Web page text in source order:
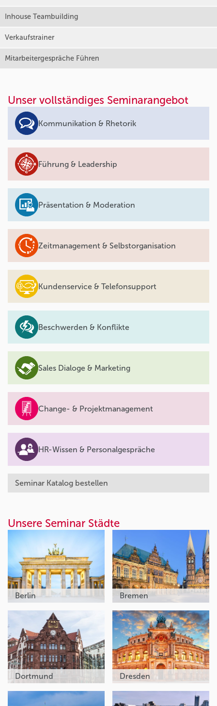
Inhouse Teambuilding
Verkaufstrainer
Mitarbeitergespräche Führen
Unser vollständiges Seminarangebot
Kommunikation & Rhetorik
Führung & Leadership
Präsentation & Moderation
Zeitmanagement & Selbstorganisation
Kundenservice & Telefonsupport
Beschwerden & Konflikte
Sales Dialoge & Marketing
Change- & Projektmanagement
HR-Wissen & Personalgespräche
Seminar Katalog bestellen
Unsere Seminar Städte
Berlin Bremen
Dortmund Dresden